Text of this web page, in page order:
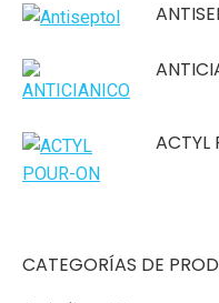
ACTYL
CATEGORÍAS DE